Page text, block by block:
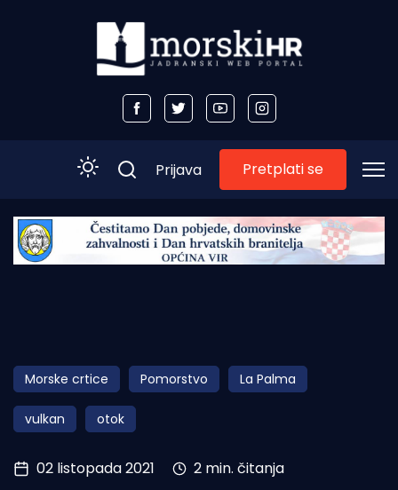
Početna
Otoci
Turizam i nautika
Pomorstvo
Prijava Pretplati se
Morske crtice Pomorstvo La Palma
vulkan otok
02 listopada 2021 2 min. čitanja